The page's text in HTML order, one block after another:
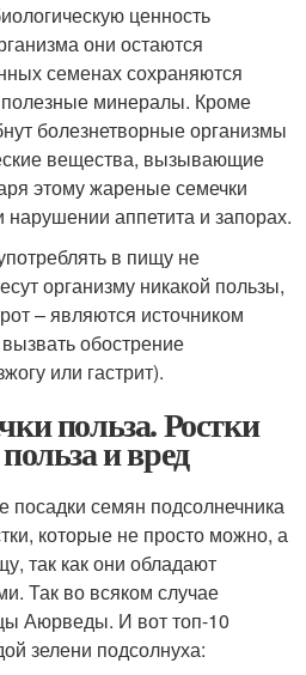
ценность
они остаются
семенах сохраняются
полезные минералы. Кроме
болезнетворные организмы
вещества, вызывающие
этому жареные семечки
аппетита и запорах.
в пищу не
организму никакой пользы,
– являются источником
обострение
или гастрит).
польза. Ростки
и вред
посадки семян подсолнечника
которые не просто можно, а
так как они обладают
Так во всяком случае
Аюрведы. И вот топ-10
зелени подсолнуха: